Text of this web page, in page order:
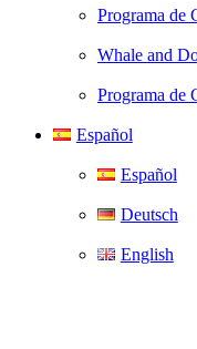
Programa de
Whale and
Programa de
Español
Español
Deutsch
English